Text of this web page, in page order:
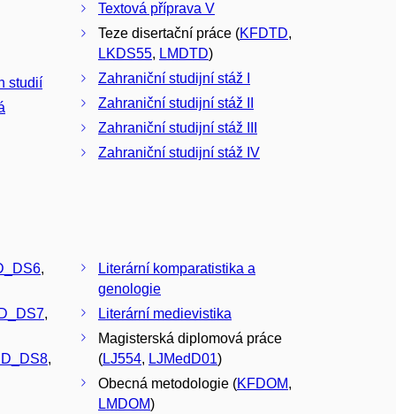
studií
Textová příprava V
Teze disertační práce (KFDTD,
LKDS55, LMDTD)
Zahraniční studijní stáž I
Zahraniční studijní stáž II
Zahraniční studijní stáž III
Zahraniční studijní stáž IV
,
,
,
Literární komparatistika a
genologie
Literární medievistika
Magisterská diplomová práce
(LJ554, LJMedD01)
Obecná metodologie (KFDOM,
LMDOM)